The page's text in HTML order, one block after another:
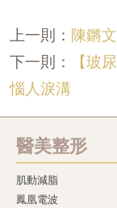
上一則： 陳鏘
下一則：
【玻
惱人淚溝
醫美整形
肌動減脂
鳳凰電波